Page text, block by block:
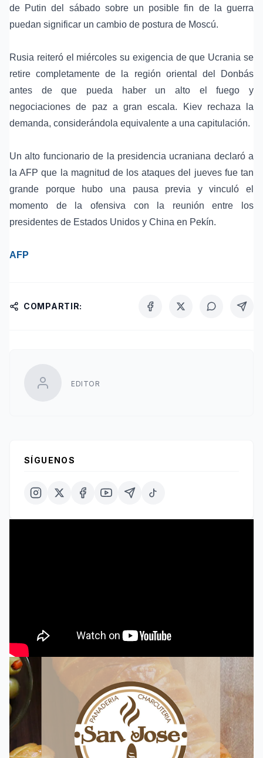
de Putin del sábado sobre un posible fin de la guerra
puedan significar un cambio de postura de Moscú.
Rusia reiteró el miércoles su exigencia de que Ucrania se
retire completamente de la región oriental del
Donbás
antes de que pueda haber un alto el fuego y
negociaciones de paz a gran escala. Kiev rechaza la
demanda, considerándola equivalente a una capitulación.
Un alto funcionario de la presidencia ucraniana declaró a
la AFP que la magnitud de los ataques del jueves fue tan
grande porque hubo una pausa previa y vinculó el
momento de la ofensiva con la reunión entre los
presidentes de Estados Unidos y China en Pekín.
AFP
COMPARTIR:
EDITOR
SÍGUENOS